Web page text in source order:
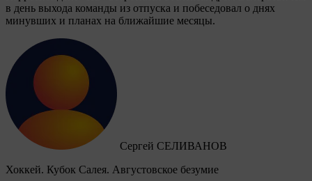
в день выхода команды из отпуска и побеседовал о днях
минувших и планах на ближайшие месяцы.
Сергей СЕЛИВАНОВ
Хоккей. Кубок Салея. Августовское безумие